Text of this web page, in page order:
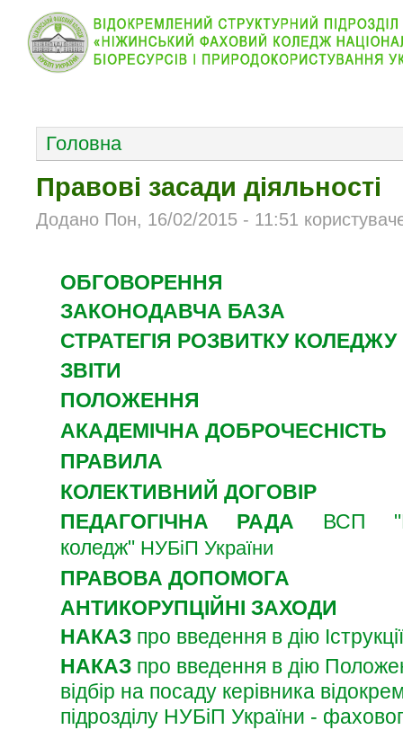
Головна
Правові засади діяльності
Додано Пон, 16/02/2015 - 11:51
ОБГОВОРЕННЯ
ЗАКОНОДАВЧА БАЗА
СТРАТЕГІЯ РОЗВИТКУ КОЛЕДЖУ
ЗВІТИ
ПОЛОЖЕННЯ
АКАДЕМІЧНА ДОБРОЧЕСНІСТЬ
ПРАВИЛА
КОЛЕКТИВНИЙ ДОГОВІР
ПЕДАГОГІЧНА РАДА ВСП
коледж" НУБіП України
ПРАВОВА ДОПОМОГА
АНТИКОРУПЦІЙНІ ЗАХОДИ
НАКАЗпро введення в дію
НАКАЗ про введення в дію
відбір на посаду керівника
підрозділу НУБіП України -